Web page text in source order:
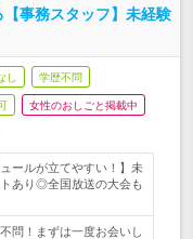
事務スタッフ】未経験
し 学歴不問
女性のおしごと掲載中
ールが立てやすい！】未
あり◎全国放送の大会も
問！まずは一度お会いし